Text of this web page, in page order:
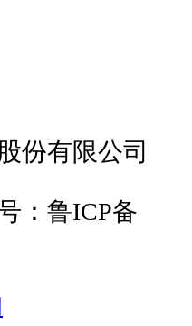
份有限公司
：鲁ICP备